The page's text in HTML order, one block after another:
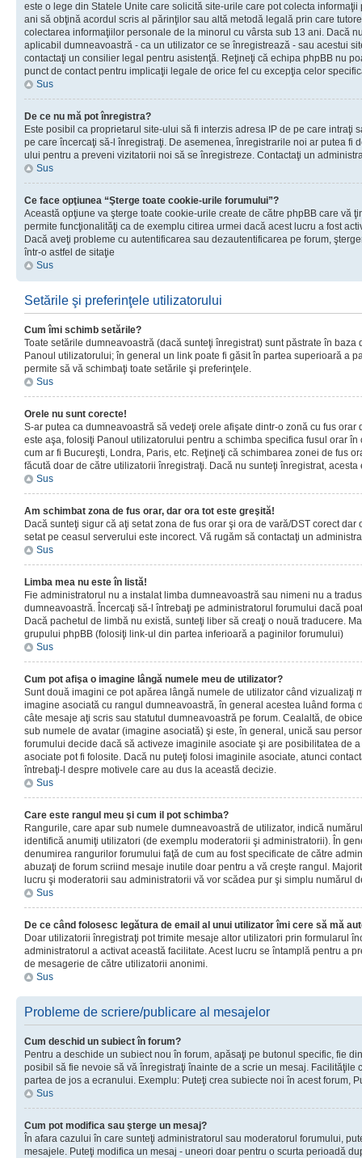
este o lege din Statele Unite care solicită site-urile care pot colecta
ani să obţină acordul scris al părinţilor sau altă metodă legală prin care
colectarea informaţiilor personale de la minorul cu vârsta sub 13 ani. Dacă
aplicabil dumneavoastră - ca un utilizator ce se înregistrează - sau acestui
contactaţi un consilier legal pentru asistenţă. Reţineţi că echipa phpBB nu
punct de contact pentru implicaţii legale de orice fel cu excepţia celor
Sus
De ce nu mă pot înregistra?
Este posibil ca proprietarul site-ului să fi interzis adresa IP de pe care intraţi
pe care încercaţi să-l înregistraţi. De asemenea, înregistrarile noi ar putea fi
ului pentru a preveni vizitatorii noi să se înregistreze. Contactaţi un
Sus
Ce face opţiunea “Şterge toate cookie-urile forumului”?
Această opţiune va şterge toate cookie-urile create de către phpBB care vă
permite funcţionalităţi ca de exemplu citirea urmei dacă acest lucru a fost
Dacă aveţi probleme cu autentificarea sau dezautentificarea pe forum,
într-o astfel de sitaţie
Sus
Setările şi preferinţele utilizatorului
Cum îmi schimb setările?
Toate setările dumneavoastră (dacă sunteţi înregistrat) sunt păstrate în baza
Panoul utilizatorului; în general un link poate fi găsit în partea superioară a
permite să vă schimbaţi toate setările şi preferinţele.
Sus
Orele nu sunt corecte!
S-ar putea ca dumneavoastră să vedeţi orele afişate dintr-o zonă cu fus orar
este aşa, folosiţi Panoul utilizatorului pentru a schimba specifica fusul orar
cum ar fi Bucureşti, Londra, Paris, etc. Reţineţi că schimbarea zonei de fus
făcută doar de către utilizatorii înregistraţi. Dacă nu sunteţi înregistrat, acesta
Sus
Am schimbat zona de fus orar, dar ora tot este greşită!
Dacă sunteţi sigur că aţi setat zona de fus orar şi ora de vară/DST corect
setat pe ceasul serverului este incorect. Vă rugăm să contactaţi un
Sus
Limba mea nu este în listă!
Fie administratorul nu a instalat limba dumneavoastră sau nimeni nu a
dumneavoastră. Încercaţi să-l întrebaţi pe administratorul forumului dacă
Dacă pachetul de limbă nu există, sunteţi liber să creaţi o nouă traducere.
grupului phpBB (folosiţi link-ul din partea inferioară a paginilor forumului)
Sus
Cum pot afişa o imagine lângă numele meu de utilizator?
Sunt două imagini ce pot apărea lângă numele de utilizator când vizualizaţi
imagine asociată cu rangul dumneavoastră, în general acestea luând forma
câte mesaje aţi scris sau statutul dumneavoastră pe forum. Cealaltă, de
sub numele de avatar (imagine asociată) şi este, în general, unică sau
forumului decide dacă să activeze imaginile asociate şi are posibilitatea de
asociate pot fi folosite. Dacă nu puteţi folosi imaginile asociate, atunci
întrebaţi-l despre motivele care au dus la această decizie.
Sus
Care este rangul meu şi cum il pot schimba?
Rangurile, care apar sub numele dumneavoastră de utilizator, indică
identifică anumiţi utilizatori (de exemplu moderatorii şi administratorii). În
denumirea rangurilor forumului faţă de cum au fost specificate de către
abuzaţi de forum scriind mesaje inutile doar pentru a vă creşte rangul.
lucru şi moderatorii sau administratorii vă vor scădea pur şi simplu numărul
Sus
De ce când folosesc legătura de email al unui utilizator îmi cere să mă
Doar utilizatorii înregistraţi pot trimite mesaje altor utilizatori prin formularul
administratorul a activat această facilitate. Acest lucru se întamplă pentru a
de mesagerie de către utilizatorii anonimi.
Sus
Probleme de scriere/publicare al mesajelor
Cum deschid un subiect în forum?
Pentru a deschide un subiect nou în forum, apăsaţi pe butonul specific, fie
posibil să fie nevoie să vă înregistraţi înainte de a scrie un mesaj. Facilităţile
partea de jos a ecranului. Exemplu: Puteţi crea subiecte noi în acest forum,
Sus
Cum pot modifica sau şterge un mesaj?
În afara cazului în care sunteţi administratorul sau moderatorul forumului,
mesajele. Puteţi modifica un mesaj - uneori doar pentru o scurta perioadă